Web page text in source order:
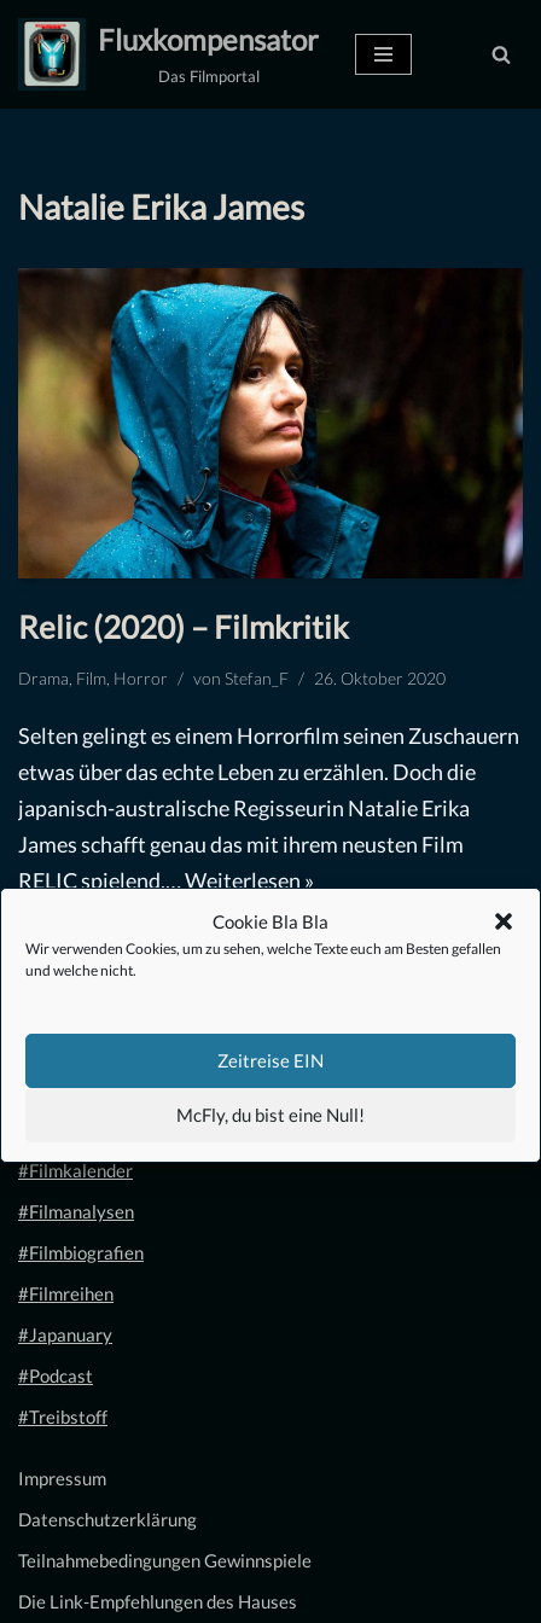
Cookie Bla Bla
Wir verwenden Cookies, um zu sehen, welche Texte euch am Besten gefallen
und welche nicht.
Zeitreise EIN
McFly, du bist eine Null!
Zum
Inhalt
Fluxkompensator
Das Filmportal
Natalie Erika James
Relic (2020) – Filmkritik
Drama, Film, Horror von Stefan_F 26. Oktober 2020
Selten gelingt es einem Horrorfilm seinen Zuschauern
etwas über das echte Leben zu erzählen. Doch die
japanisch-australische Regisseurin Natalie Erika
James schafft genau das mit ihrem neusten Film
RELIC spielend.…Weiterlesen »
#Anime
#Filmkalender
#Filmanalysen
#Filmbiografien
#Filmreihen
#Japanuary
#Podcast
#Treibstoff
Impressum
Datenschutzerklärung
Teilnahmebedingungen Gewinnspiele
Die Link-Empfehlungen des Hauses